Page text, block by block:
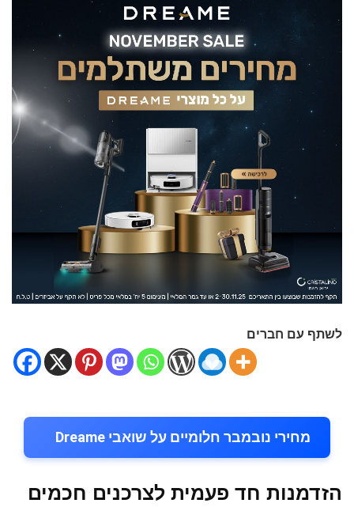
לשתף עם חברים
מחירי נובמבר חלומיים על שואבי Dreame
הזדמנות חד פעמית לצרכנים חכמים